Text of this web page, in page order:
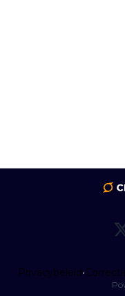
Privacybeleid•